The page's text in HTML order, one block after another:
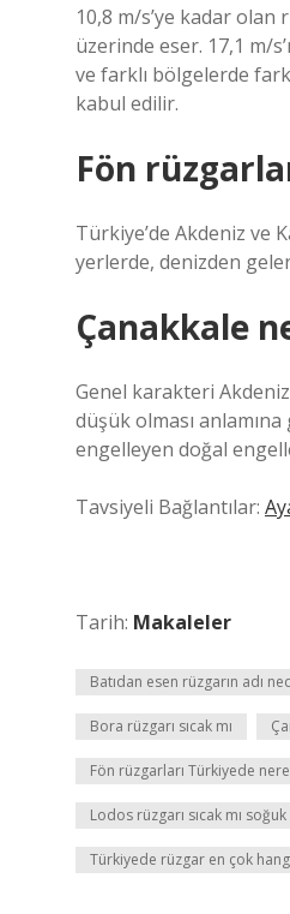
10,8 m/s’ye kadar olan
üzerinde eser. 17,1 m/
ve farklı bölgelerde
kabul edilir.
Fön
Türkiye’de Akdeniz ve
yerlerde, denizden
Çanakkale
Genel karakteri Akdeniz
düşük olması
engelleyen doğal
Tavsiyeli Bağlantılar:
Tarih: Makaleler
Batıdan esen rüzgarın adı
Bora rüzgarı sıcak mı
Fön rüzgarları Türkiyede
Lodos rüzgarı sıcak mı
Türkiyede rüzgar en çok